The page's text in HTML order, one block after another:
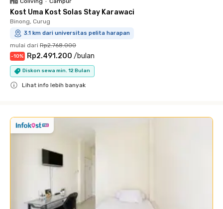
Kost Uma Kost Solas Stay Karawaci
Binong, Curug
3.1 km dari universitas pelita harapan
mulai dari Rp2.768.000
-10% Rp2.491.200 /bulan
Diskon sewa min. 12 Bulan
Lihat info lebih banyak